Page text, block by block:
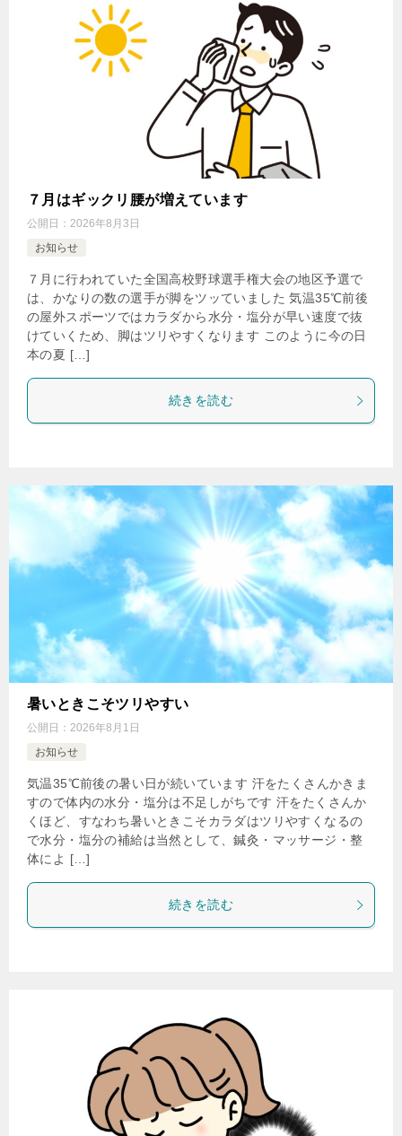
７月はギックリ腰が増えています
公開日： 2026年8月3日
お知らせ
７月に行われていた全国高校野球選手権大会の地区予選で
は、かなりの数の選手が脚をツッていました 気温35℃前後
の屋外スポーツではカラダから水分・塩分が早い速度で抜
けていくため、脚はツリやすくなります このように今の日
本の夏 […]
続きを読む
暑いときこそツリやすい
公開日： 2026年8月1日
お知らせ
気温35℃前後の暑い日が続いています 汗をたくさんかきま
すので体内の水分・塩分は不足しがちです 汗をたくさんか
くほど、すなわち暑いときこそカラダはツリやすくなるの
で水分・塩分の補給は当然として、鍼灸・マッサージ・整
体によ […]
続きを読む